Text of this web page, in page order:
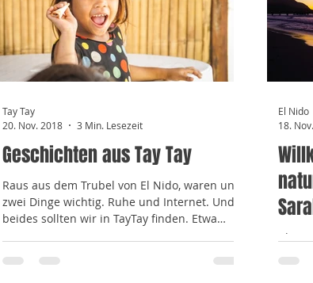
Geschichten aus Tay Tay
Raus aus dem Trubel von El Nido, waren uns
zwei Dinge wichtig. Ruhe und Internet. Und
beides sollten wir in TayTay finden. Etwa
Tay Tay
20. Nov. 2018
3 Min. Lesezeit
Als
El Nido
18.